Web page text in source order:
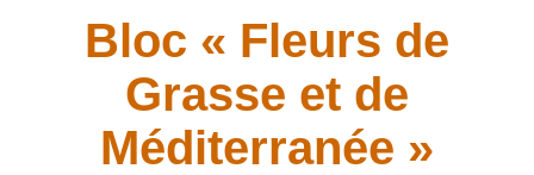
Bloc « Fleurs de
Grasse et de
Méditerranée »